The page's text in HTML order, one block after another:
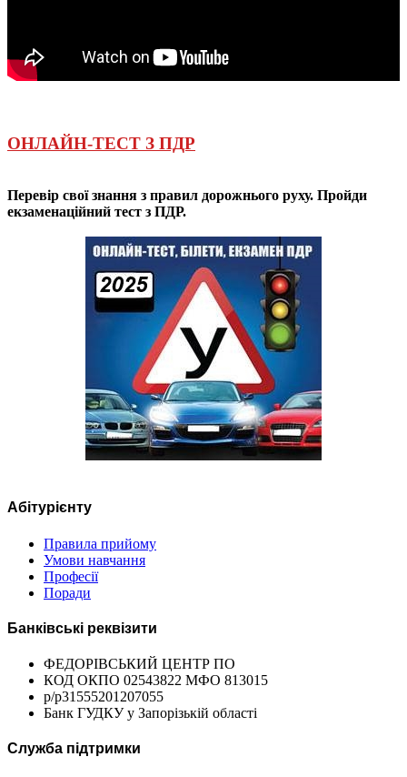
ОНЛАЙН-ТЕСТ З ПДР
Перевір свої знання з правил дорожнього руху. Пройди
екзаменаційний тест з ПДР.
Абітурієнту
Правила прийому
Умови навчання
Професії
Поради
Банківські реквізити
ФЕДОРІВСЬКИЙ ЦЕНТР ПО
КОД ОКПО 02543822 МФО 813015
р/р31555201207055
Банк ГУДКУ у Запорізькій області
Служба підтримки